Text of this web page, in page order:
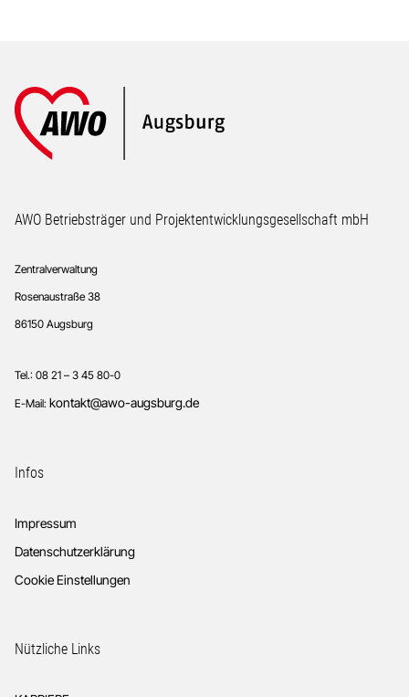
Footer
AWO Betriebsträger und Projektentwicklungsgesellschaft mbH
Zentralverwaltung
Rosenaustraße 38
86150 Augsburg
Tel.: 08 21 – 3 45 80-0
E-Mail: kontakt@awo-augsburg.de
Infos
Impressum
Datenschutzerklärung
Cookie Einstellungen
Nützliche Links